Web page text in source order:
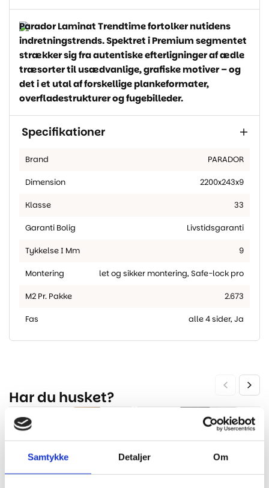
Samtykke Detaljer Om
Parador Laminat Trendtime fortolker nutidens
indretningstrends. Spektret i Premium segmentet
strækker sig fra autentiske efterligninger af ædle
træsorter til usædvanlige, grafiske motiver – og
det i et utal af forskellige plankeformater,
overfladestrukturer og fugebilleder.
Specifikationer
Brand PARADOR
Dimension 2200x243x9
Klasse 33
Garanti Bolig Livstidsgaranti
Tykkelse I Mm 9
Montering let og sikker montering,Safe-lock pro
M2 Pr. Pakke 2.673
Fas alle 4 sider,Ja
Har du husket?